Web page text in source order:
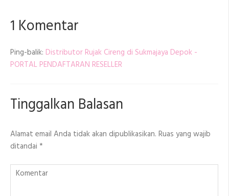
1 Komentar
Ping-balik: Distributor Rujak Cireng di Sukmajaya Depok -
PORTAL PENDAFTARAN RESELLER
Tinggalkan Balasan
Alamat email Anda tidak akan dipublikasikan. Ruas yang wajib
ditandai *
Komentar